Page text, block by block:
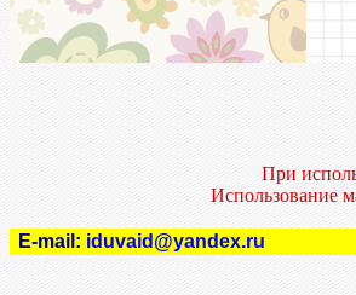
При
Использование
E-mail: iduvaid@yandex.ru